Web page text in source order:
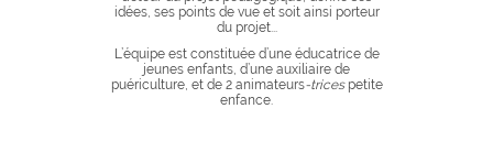
idées, ses points de vue et soit ainsi porteur
du projet...
L’équipe est constituée d’une éducatrice de
jeunes enfants, d’une auxiliaire de
puériculture, et de 2 animateurs-tricespetite
enfance.